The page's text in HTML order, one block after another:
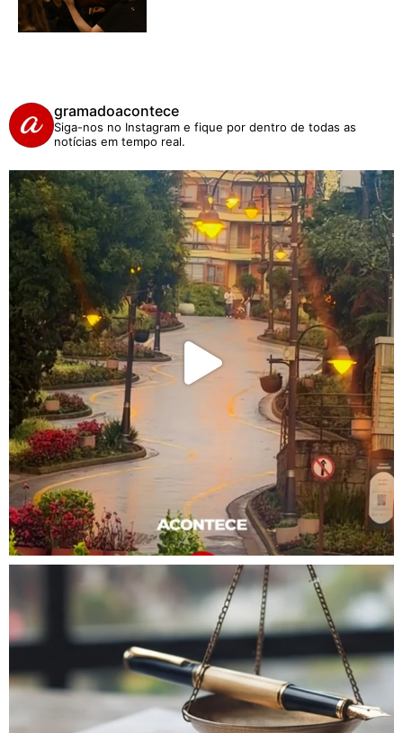
gramadoacontece
Siga-nos no Instagram e fique por dentro de todas as
notícias em tempo real.